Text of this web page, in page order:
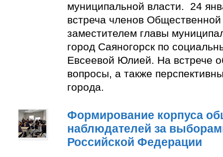
муниципальной власти. 24
встреча членов
заместителем главы
город Саяногорск по
Евсеевой Юлией. На встрече
вопросы, а также
города.
Формирование корпуса
наблюдателей за
Российской Федерации